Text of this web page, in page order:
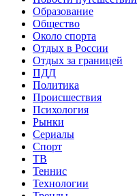
Образование
Общество
Около спорта
Отдых в России
Отдых за границей
ПДД
Политика
Происшествия
Психология
Рынки
Сериалы
Спорт
ТВ
Теннис
Технологии